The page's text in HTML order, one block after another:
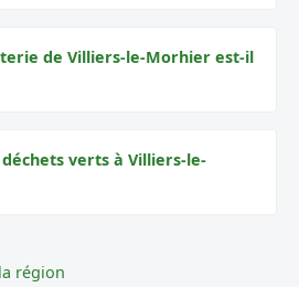
de Villiers-le-Morhier est-il
verts à Villiers-le-
région